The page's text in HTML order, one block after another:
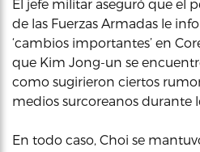
El jefe militar aseguró que el
de las Fuerzas Armadas le
‘cambios importantes’ en
que Kim Jong-un se
como sugirieron ciertos
medios surcoreanos durante
En todo caso, Choi se